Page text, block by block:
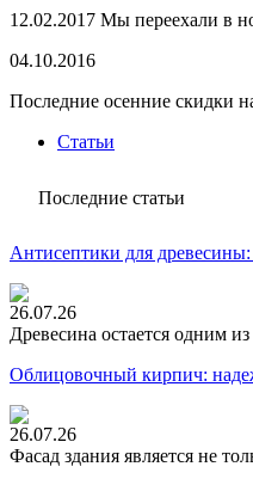
12.02.2017 Мы переехали в
04.10.2016
Последние осенние скидки
Статьи
Последние статьи
Антисептики для
26.07.26
Древесина остается одним
Облицовочный кирпич:
26.07.26
Фасад здания является не